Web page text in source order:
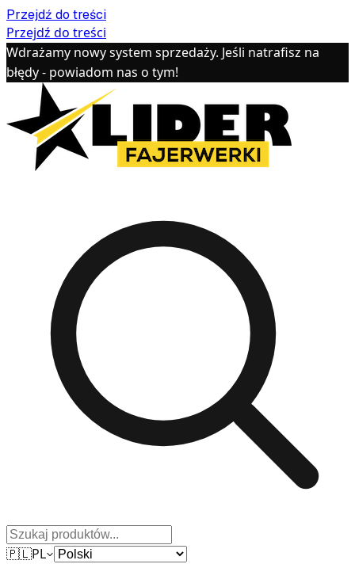
Przejdź do treści
Przejdź do treści
Wdrażamy nowy system sprzedaży. Jeśli natrafisz na
błędy - powiadom nas o tym!
🇵🇱PL